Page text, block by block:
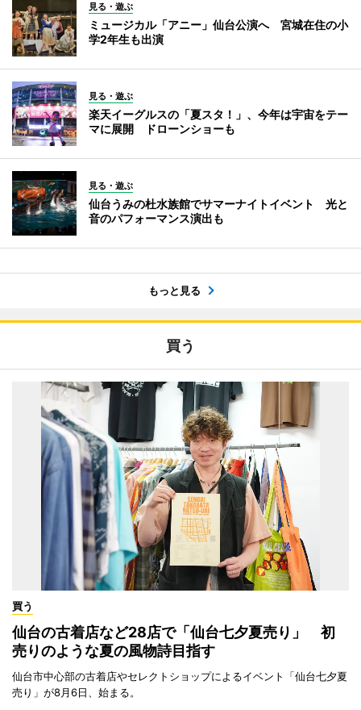
見る・遊ぶ
ミュージカル「アニー」仙台公演へ 宮城在住の小
学2年生も出演
見る・遊ぶ
楽天イーグルスの「夏スタ！」、今年は宇宙をテー
マに展開 ドローンショーも
見る・遊ぶ
仙台うみの杜水族館でサマーナイトイベント 光と
音のパフォーマンス演出も
もっと見る
買う
買う
仙台の古着店など28店で「仙台七夕夏売り」 初
売りのような夏の風物詩目指す
仙台市中心部の古着店やセレクトショップによるイベント「仙台七夕夏
売り」が8月6日、始まる。